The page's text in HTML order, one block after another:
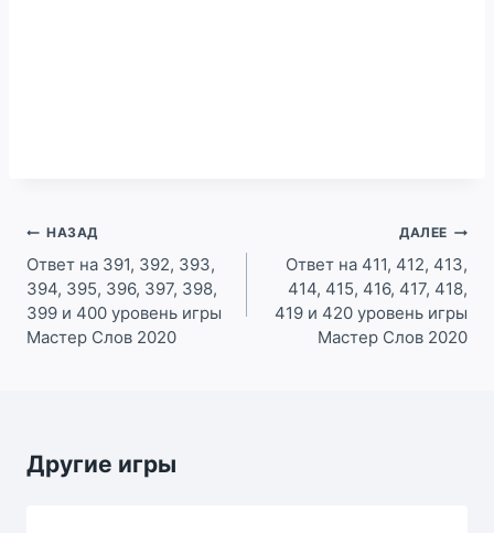
Навигация
по
записям
НАЗАД
Ответ на 391, 392, 393,
394, 395, 396, 397, 398,
399 и 400 уровень игры
Мастер Слов 2020
ДАЛЕЕ
Ответ на 411, 412, 413,
414, 415, 416, 417, 418,
419 и 420 уровень игры
Мастер Слов 2020
Другие игры